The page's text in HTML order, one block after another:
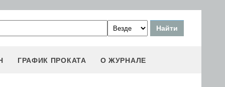
ГРАФИК ПРОКАТА О ЖУРНАЛЕ